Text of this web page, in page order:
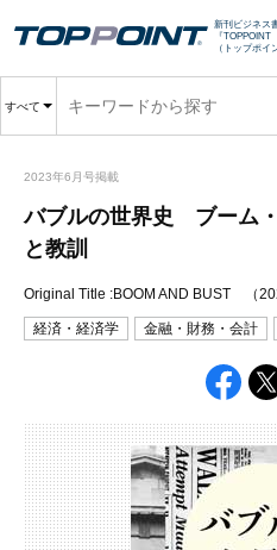
新刊ビジネス
『TOPPOINT
（トップポイ
すべて
2023年6月号掲載
バブルの世界史 ブーム
と教訓
Original Title :BOOM AND BUST （
経済・経済学 金融・財務・会計